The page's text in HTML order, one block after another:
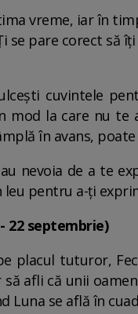
vreme, iar în
se pare corect să
cuvintele
la care nu te
în avans,
nevoia de a te
leu pentru a-ți
22 septembrie)
placul tuturor,
afli că unii
Luna se află în